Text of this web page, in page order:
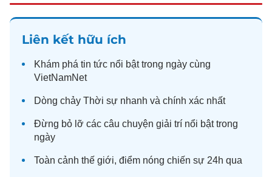
Liên kết hữu ích
Khám phá tin tức nổi bật trong ngày cùng
VietNamNet
Dòng chảy Thời sự nhanh và chính xác nhất
Đừng bỏ lỡ các câu chuyện giải trí nổi bật trong
ngày
Toàn cảnh thế giới, điểm nóng chiến sự 24h qua